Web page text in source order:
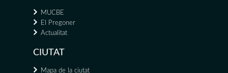
MUCBE
El Pregoner
Actualitat
CIUTAT
Mapa de la ciutat